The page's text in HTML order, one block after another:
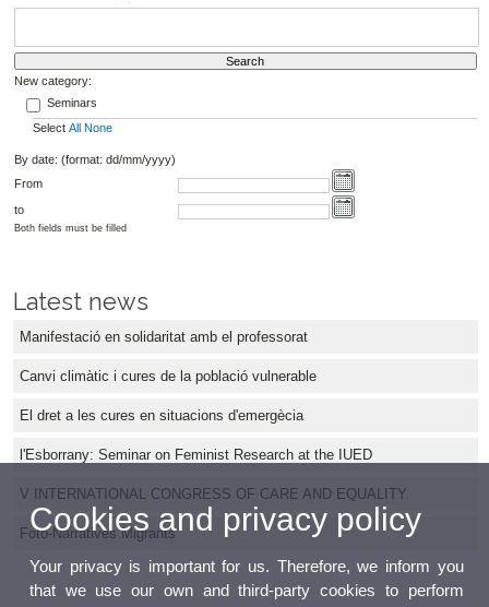
New category:
Seminars
Select All None
By date: (format: dd/mm/yyyy)
From
to
Both fields must be filled
Latest news
Manifestació en solidaritat amb el professorat
Canvi climàtic i cures de la població vulnerable
El dret a les cures en situacions d'emergècia
l'Esborrany: Seminar on Feminist Research at the IUED
V INTERNATIONAL CONGRESS OF CARE AND EQUALITY
Foto-Narratives Migrants
Cookies and privacy policy
Your privacy is important for us. Therefore, we inform you
that we use our own and third-party cookies to perform